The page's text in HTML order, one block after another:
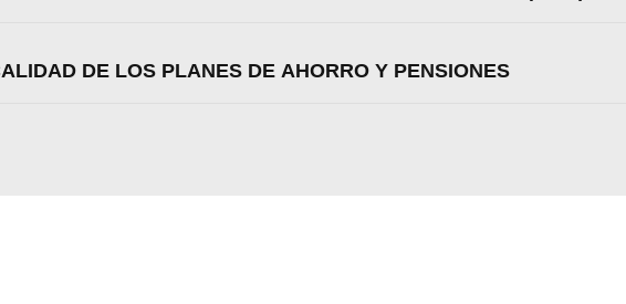
DE LOS PLANES DE AHORRO Y PENSIONES
ajustes.